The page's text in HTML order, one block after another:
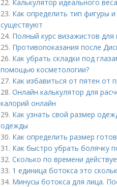
22. Калькулятор идеального
23. Как определить тип фигуры
существуют
24. Полный курс визажистов
25. Противопоказания после
26. Как убрать складки под
помощью косметологии?
27. Как избавиться от пятен
28. Онлайн калькулятор для
калорий онлайн
29. Как узнать свой размер
одежды
30. Как определить размер
31. Как быстро убрать болячку
32. Сколько по времени
33. 1 единица ботокса это
34. Минусы ботокса для лица.